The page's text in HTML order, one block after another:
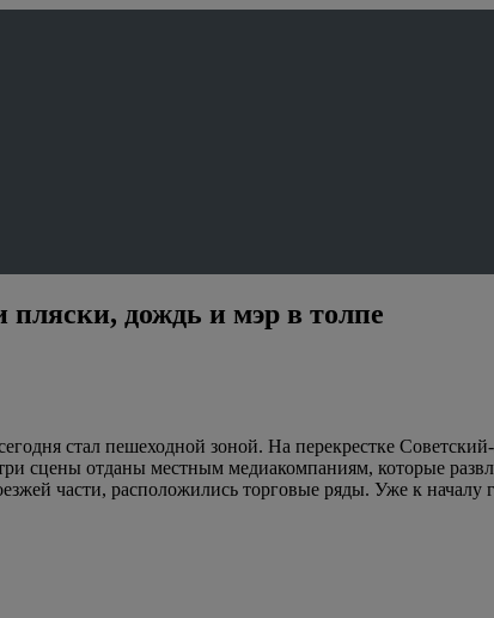
пляски, дождь и мэр в толпе
стал пешеходной зоной. На перекрестке
сцены отданы местным медиакомпаниям, которые
части, расположились торговые ряды. Уже к началу